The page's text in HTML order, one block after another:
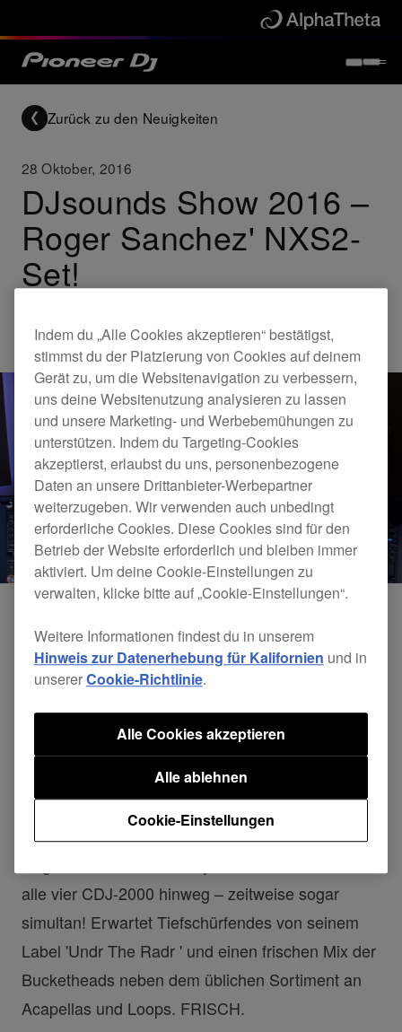
Zurück zu den Neuigkeiten
28 Oktober, 2016
DJsounds Show 2016 –
Roger Sanchez' NXS2-
Set!
Others
DJsounds Show 2016 - Roger Sanchez
alle vier CDJ-2000 hinweg – zeitweise sogar
simultan! Erwartet Tiefschürfendes von seinem
Label 'Undr The Radr ' und einen frischen Mix der
Bucketheads neben dem üblichen Sortiment an
Acapellas und Loops. FRISCH.
Indem du „Alle Cookies akzeptieren“ bestätigst,
stimmst du der Platzierung von Cookies auf deinem
Gerät zu, um die Websitenavigation zu verbessern,
uns deine Websitenutzung analysieren zu lassen
und unsere Marketing- und Werbebemühungen zu
unterstützen. Indem du Targeting-Cookies
akzeptierst, erlaubst du uns, personenbezogene
Daten an unsere Drittanbieter-Werbepartner
weiterzugeben. Wir verwenden auch unbedingt
erforderliche Cookies. Diese Cookies sind für den
Betrieb der Website erforderlich und bleiben immer
aktiviert. Um deine Cookie-Einstellungen zu
verwalten, klicke bitte auf „Cookie-Einstellungen“.
Weitere Informationen findest du in unserem
Hinweis zur Datenerhebung für Kalifornien und in
unsererCookie-Richtlinie.
Cookie-Einstellungen
Alle ablehnen
Alle Cookies akzeptieren